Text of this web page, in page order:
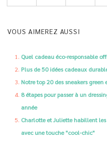
VOUS AIMEREZ AUSSI
Quel cadeau éco-responsable
Plus de 50 idées cadeaux
Notre top 20 des sneakers green
8 étapes pour passer à un
année
Charlotte et Juliette habillent
avec une touche "cool-chic"